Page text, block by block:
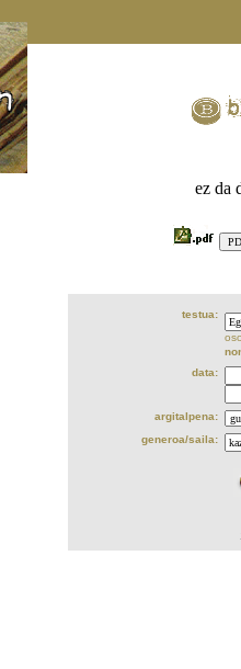
ez da
testua:
data:
argitalpena:
generoa/saila: